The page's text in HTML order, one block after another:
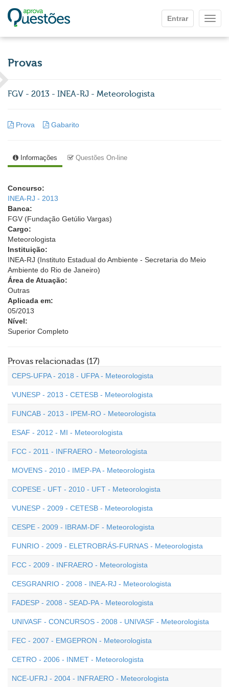
Entrar
Provas
FGV - 2013 - INEA-RJ - Meteorologista
Prova Gabarito
Informações Questões On-line
Concurso:
INEA-RJ - 2013
Banca:
FGV (Fundação Getúlio Vargas)
Cargo:
Meteorologista
Instituição:
INEA-RJ (Instituto Estadual do Ambiente - Secretaria do Meio
Ambiente do Rio de Janeiro)
Área de Atuação:
Outras
Aplicada em:
05/2013
Nível:
Superior Completo
Provas relacionadas (17)
CEPS-UFPA - 2018 - UFPA - Meteorologista
VUNESP - 2013 - CETESB - Meteorologista
FUNCAB - 2013 - IPEM-RO - Meteorologista
ESAF - 2012 - MI - Meteorologista
FCC - 2011 - INFRAERO - Meteorologista
MOVENS - 2010 - IMEP-PA - Meteorologista
COPESE - UFT - 2010 - UFT - Meteorologista
VUNESP - 2009 - CETESB - Meteorologista
CESPE - 2009 - IBRAM-DF - Meteorologista
FUNRIO - 2009 - ELETROBRÁS-FURNAS - Meteorologista
FCC - 2009 - INFRAERO - Meteorologista
CESGRANRIO - 2008 - INEA-RJ - Meteorologista
FADESP - 2008 - SEAD-PA - Meteorologista
UNIVASF - CONCURSOS - 2008 - UNIVASF - Meteorologista
FEC - 2007 - EMGEPRON - Meteorologista
CETRO - 2006 - INMET - Meteorologista
NCE-UFRJ - 2004 - INFRAERO - Meteorologista